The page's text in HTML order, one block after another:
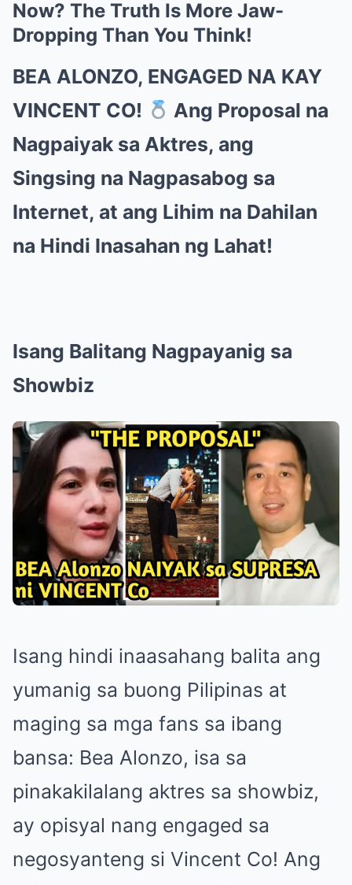
Now? The Truth Is More Jaw-
Dropping Than You Think!
BEA ALONZO, ENGAGED NA KAY
VINCENT CO!
Ang Proposal na
Nagpaiyak sa Aktres, ang
Singsing na Nagpasabog sa
Internet, at ang Lihim na Dahilan
na Hindi Inasahan ng Lahat!
Isang Balitang Nagpayanig sa
Showbiz
Isang hindi inaasahang balita ang
yumanig sa buong Pilipinas at
maging sa mga fans sa ibang
bansa: Bea Alonzo, isa sa
pinakakilalang aktres sa showbiz,
ay opisyal nang engaged sa
negosyanteng si Vincent Co! Ang